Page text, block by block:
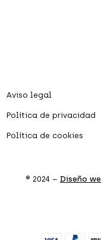
Aviso legal
Política de privacidad
Política de cookies
® 2024 – Diseño